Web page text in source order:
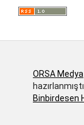
İndir
ORSA Medya
Binbirdesen